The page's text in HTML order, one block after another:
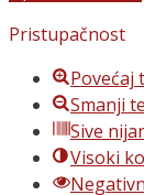
Pristupačnost
Povećaj
Smanji
Sive
Visoki